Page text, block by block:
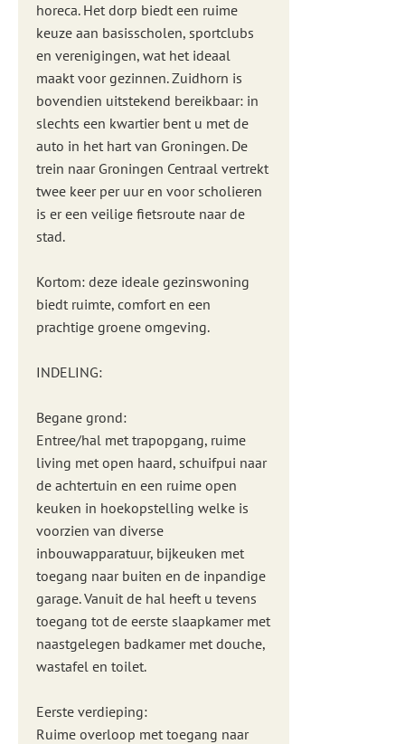
horeca. Het dorp biedt een ruime
keuze aan basisscholen, sportclubs
en verenigingen, wat het ideaal
maakt voor gezinnen. Zuidhorn is
bovendien uitstekend bereikbaar: in
slechts een kwartier bent u met de
auto in het hart van Groningen. De
trein naar Groningen Centraal vertrekt
twee keer per uur en voor scholieren
is er een veilige fietsroute naar de
stad.
Kortom: deze ideale gezinswoning
biedt ruimte, comfort en een
prachtige groene omgeving.
INDELING:
Begane grond:
Entree/hal met trapopgang, ruime
living met open haard, schuifpui naar
de achtertuin en een ruime open
keuken in hoekopstelling welke is
voorzien van diverse
inbouwapparatuur, bijkeuken met
toegang naar buiten en de inpandige
garage. Vanuit de hal heeft u tevens
toegang tot de eerste slaapkamer met
naastgelegen badkamer met douche,
wastafel en toilet.
Eerste verdieping:
Ruime overloop met toegang naar